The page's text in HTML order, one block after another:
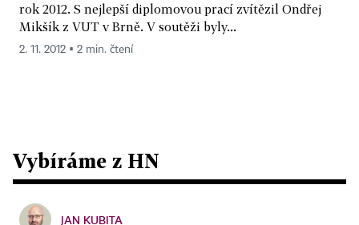
rok 2012. S nejlepší diplomovou prací zvítězil Ondřej
Mikšík z VUT v Brně. V soutěži byly...
2. 11. 2012 ▪ 2 min. čtení
Vybíráme z HN
JAN KUBITA